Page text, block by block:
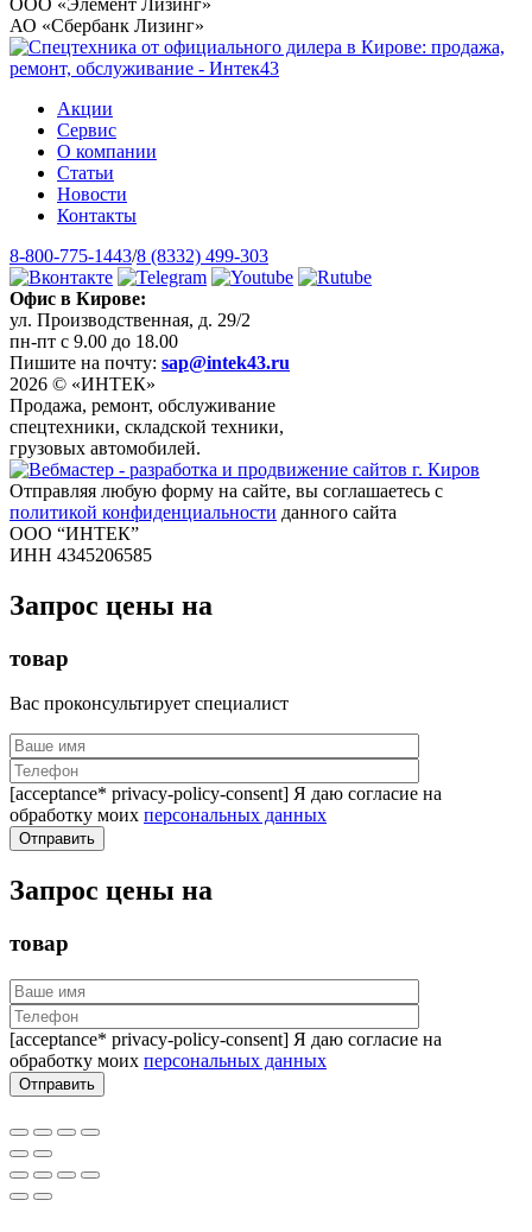
АО «Сбербанк Лизинг»
Акции
Сервис
О компании
Статьи
Новости
Контакты
8-800-775-1443/8 (8332) 499-303
Офис в Кирове:
ул. Производственная, д. 29/2
пн-пт с 9.00 до 18.00
Пишите на почту: sap@intek43.ru
2026 © «ИНТЕК»
Продажа, ремонт, обслуживание
спецтехники, складской техники,
грузовых автомобилей.
Отправляя любую форму на сайте, вы соглашаетесь с
политикой конфиденциальности данного сайта
ООО “ИНТЕК”
ИНН 4345206585
Запрос цены на
товар
Вас проконсультирует специалист
[acceptance* privacy-policy-consent] Я даю согласие на
обработку моих персональных данных
Запрос цены на
товар
[acceptance* privacy-policy-consent] Я даю согласие на
обработку моих персональных данных